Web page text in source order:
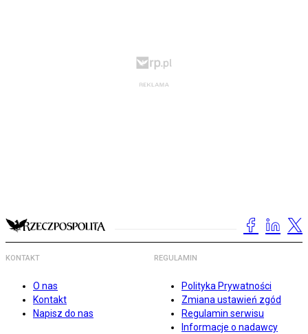
KONTAKT
O nas
Kontakt
Napisz do nas
REGULAMIN
Polityka Prywatności
Zmiana ustawień zgód
Regulamin serwisu
Informacje o nadawcy